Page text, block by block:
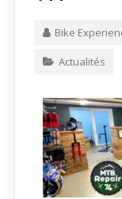
Bike
Actualités